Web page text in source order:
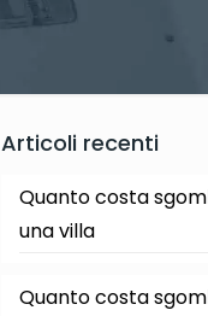
Articoli recenti
Quanto costa
una villa
Quanto costa